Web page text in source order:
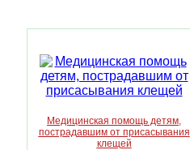
Медицинская помощь детям,
пострадавшим от присасывания
клещей